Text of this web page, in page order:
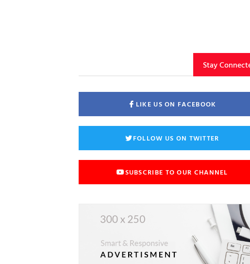
Stay
LIKE US ON FACEBOOK
FOLLOW US ON TWITTER
SUBSCRIBE TO OUR CHANNEL